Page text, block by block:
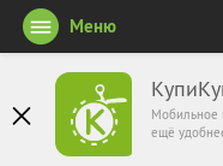
Мобильное
ещё
Меню